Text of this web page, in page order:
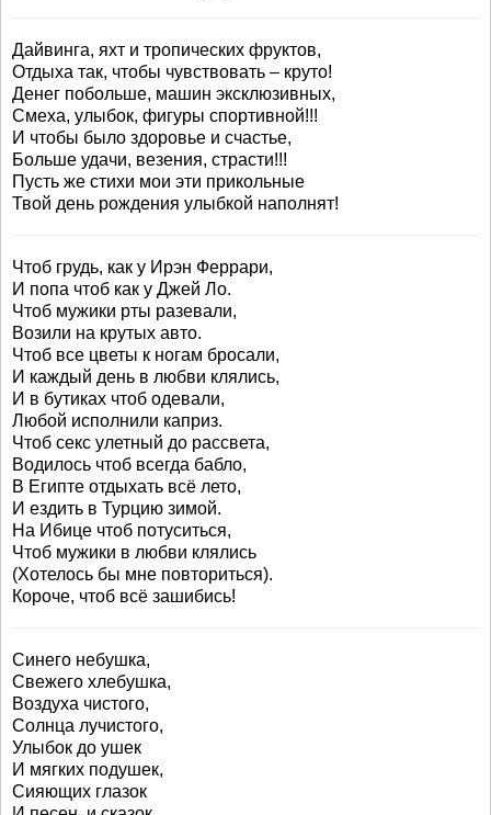
Дайвинга, яхт и тропических фруктов,
Отдыха так, чтобы чувствовать – круто!
Денег побольше, машин эксклюзивных,
Смеха, улыбок, фигуры спортивной!!!
И чтобы было здоровье и счастье,
Больше удачи, везения, страсти!!!
Пусть же стихи мои эти прикольные
Твой день рождения улыбкой наполнят!
Чтоб грудь, как у Ирэн Феррари,
И попа чтоб как у Джей Ло.
Чтоб мужики рты разевали,
Возили на крутых авто.
Чтоб все цветы к ногам бросали,
И каждый день в любви клялись,
И в бутиках чтоб одевали,
Любой исполнили каприз.
Чтоб секс улетный до рассвета,
Водилось чтоб всегда бабло,
В Египте отдыхать всё лето,
И ездить в Турцию зимой.
На Ибице чтоб потуситься,
Чтоб мужики в любви клялись
(Хотелось бы мне повториться).
Короче, чтоб всё зашибись!
Синего небушка,
Свежего хлебушка,
Воздуха чистого,
Солнца лучистого,
Улыбок до ушек
И мягких подушек,
Сияющих глазок